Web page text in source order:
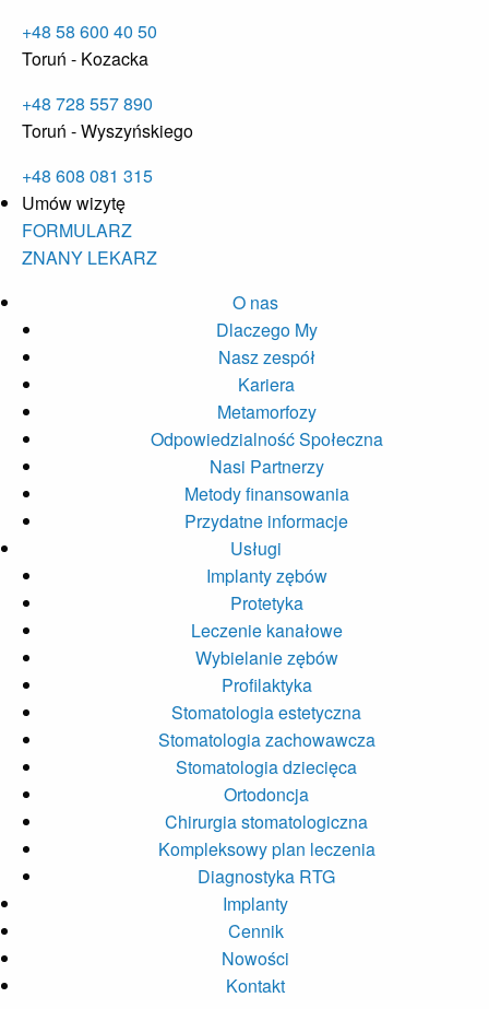
+48 58 600 40 50
Toruń - Kozacka
+48 728 557 890
Toruń - Wyszyńskiego
+48 608 081 315
Umów wizytę
FORMULARZ
ZNANY LEKARZ
O nas
Dlaczego My
Nasz zespół
Kariera
Metamorfozy
Odpowiedzialność Społeczna
Nasi Partnerzy
Metody finansowania
Przydatne informacje
Usługi
Implanty zębów
Protetyka
Leczenie kanałowe
Wybielanie zębów
Profilaktyka
Stomatologia estetyczna
Stomatologia zachowawcza
Stomatologia dziecięca
Ortodoncja
Chirurgia stomatologiczna
Kompleksowy plan leczenia
Diagnostyka RTG
Implanty
Cennik
Nowości
Kontakt